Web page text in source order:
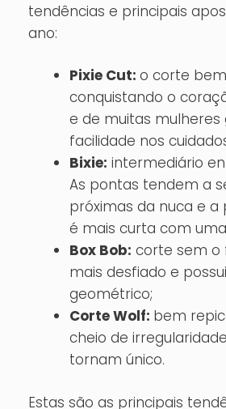
tendências e principais
ano:
Pixie Cut: o corte
conquistando o
e de muitas mulheres
facilidade nos
Bixie: intermediário
As pontas tendem a
próximas da nuca e
é mais curta com
Box Bob: corte sem o
mais desfiado e
geométrico;
Corte Wolf: bem
cheio de
tornam único.
Estas são as principais